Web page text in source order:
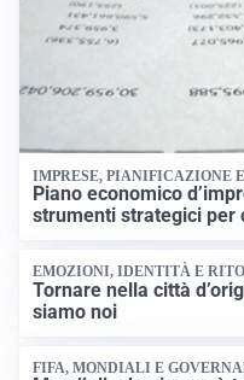
IMPRESE, PIANIFICAZIONE
Piano economico
strumenti strategici per
EMOZIONI, IDENTITÀ E
Tornare nella città
siamo noi
FIFA, MONDIALI E